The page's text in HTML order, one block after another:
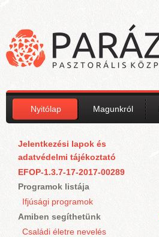
Nyitólap Magunkról
Jelentkezési lapok és
adatvédelmi tájékoztató
EFOP-1.3.7-17-2017-00289
Programok listája
Ifjúsági programok
Amiben segíthetünk
Családi életre nevelés